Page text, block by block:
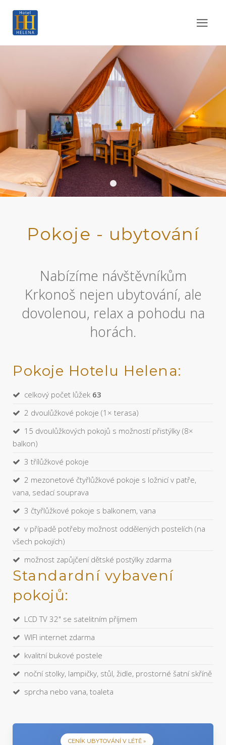
Header 02
Pokoje - ubytování
Nabízíme návštěvníkům
Krkonoš nejen ubytování, ale
dovolenou, relax a pohodu na
horách.
Pokoje Hotelu Helena:
celkový počet lůžek 63
2 dvoulůžkové pokoje (1× terasa)
15 dvoulůžkových pokojů s možností přistýlky (8×
balkon)
3 třílůžkové pokoje
2 mezonetové čtyřlůžkové pokoje s ložnicí v patře,
vana, sedací souprava
3 čtyřlůžkové pokoje s balkonem, vana
v případě potřeby možnost oddělených postelích (na
všech pokojích)
možnost zapůjčení dětské postýlky zdarma
Standardní vybavení
pokojů:
LCD TV 32" se satelitním příjmem
WIFI internet zdarma
kvalitní bukové postele
noční stolky, lampičky, stůl, židle, prostorné šatní skříně
sprcha nebo vana, toaleta
CENÍK UBYTOVÁNÍ V LÉTĚ »